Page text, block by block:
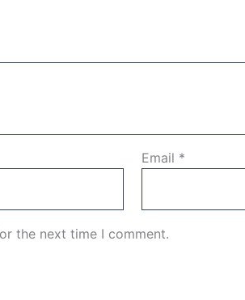
Email *
the next time I comment.